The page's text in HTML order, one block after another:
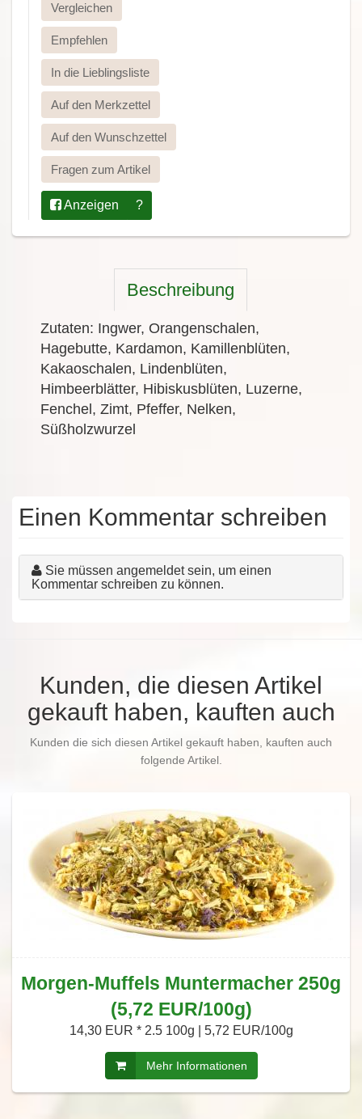
Vergleichen
Empfehlen
In die Lieblingsliste
Auf den Merkzettel
Auf den Wunschzettel
Fragen zum Artikel
Anzeigen ?
Beschreibung
Zutaten: Ingwer, Orangenschalen,
Hagebutte, Kardamon, Kamillenblüten,
Kakaoschalen, Lindenblüten,
Himbeerblätter, Hibiskusblüten, Luzerne,
Fenchel, Zimt, Pfeffer, Nelken,
Süßholzwurzel
Einen Kommentar schreiben
Sie müssen angemeldet sein, um einen
Kommentar schreiben zu können.
Kunden, die diesen Artikel
gekauft haben, kauften auch
Kunden die sich diesen Artikel gekauft haben, kauften auch
folgende Artikel.
Morgen-Muffels Muntermacher 250g
(5,72 EUR/100g)
14,30 EUR * 2.5 100g | 5,72 EUR/100g
Mehr Informationen